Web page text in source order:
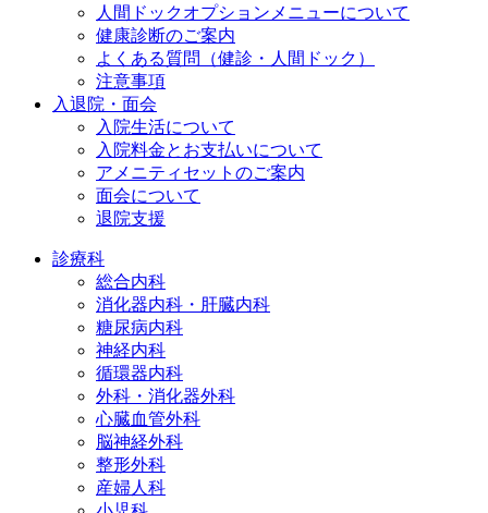
人間ドックオプションメニューについて
健康診断のご案内
よくある質問（健診・人間ドック）
注意事項
入退院・面会
入院生活について
入院料金とお支払いについて
アメニティセットのご案内
面会について
退院支援
診療科
総合内科
消化器内科・肝臓内科
糖尿病内科
神経内科
循環器内科
外科・消化器外科
心臓血管外科
脳神経外科
整形外科
産婦人科